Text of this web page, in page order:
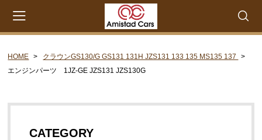
HOME
クラウンGS130/G GS131 131H JZS131 133 135 MS135 137
エンジンパーツ 1JZ-GE JZS131 JZS130G
CATEGORY